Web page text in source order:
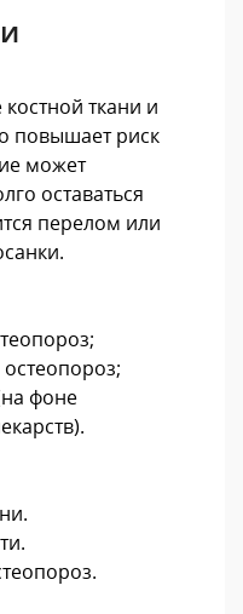
ткани и
повышает риск
может
оставаться
перелом или
фоне